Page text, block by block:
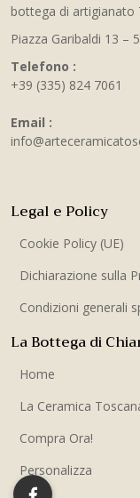
bottega di artigianato
Piazza Garibaldi 13 –
Telefono :
+39 (335) 824 7061
Email :
La Bottega di
Home
La Ceramica
Compra Ora!
Personalizza
Legal e Policy
Cookie Policy (UE)
Dichiarazione sulla
Condizioni generali